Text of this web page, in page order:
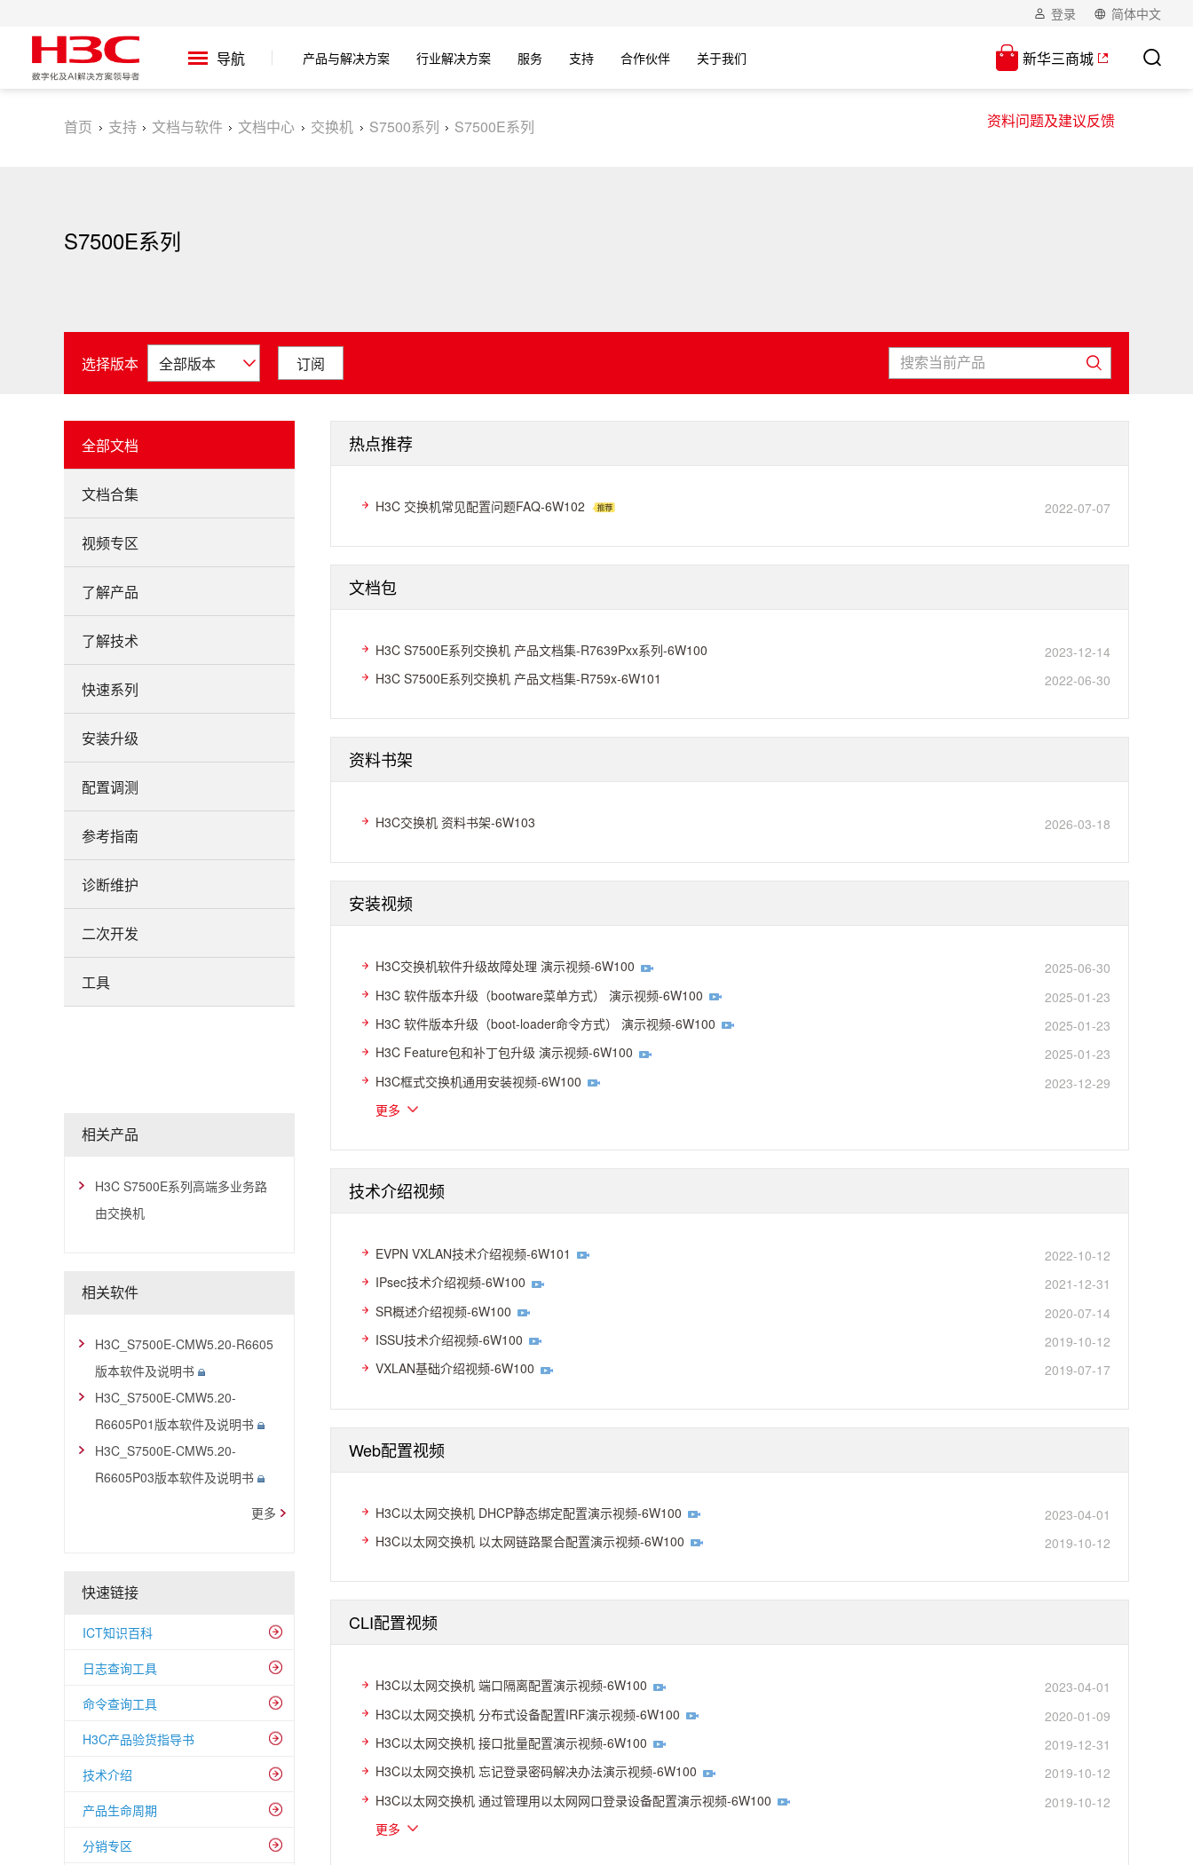
登录 简体中文
导航 产品与解决方案 行业解决方案 服务 支持 合作伙伴 关于我们 新华三商城
资料问题及建议反馈
首页 支持 文档与软件 文档中心 交换机 S7500系列 S7500E系列
S7500E系列
选择版本 订阅
全部文档
文档合集
视频专区
了解产品
了解技术
快速系列
安装升级
配置调测
参考指南
诊断维护
二次开发
工具
相关产品
H3C S7500E系列高端多业务路
由交换机
相关软件
H3C_S7500E-CMW5.20-R6605
版本软件及说明书
H3C_S7500E-CMW5.20-
R6605P01版本软件及说明书
H3C_S7500E-CMW5.20-
R6605P03版本软件及说明书
更多
快速链接
ICT知识百科
日志查询工具
命令查询工具
H3C产品验货指导书
技术介绍
产品生命周期
分销专区
热点推荐
H3C 交换机常见配置问题FAQ-6W102 2022-07-07
文档包
H3C S7500E系列交换机 产品文档集-R7639Pxx系列-6W100
2023-12-14
H3C S7500E系列交换机 产品文档集-R759x-6W101
2022-06-30
资料书架
H3C交换机 资料书架-6W103 2026-03-18
安装视频
H3C交换机软件升级故障处理 演示视频-6W100
2025-06-30
H3C 软件版本升级（bootware菜单方式） 演示视频-6W100
2025-01-23
H3C 软件版本升级（boot-loader命令方式） 演示视频-6W100
2025-01-23
H3C Feature包和补丁包升级 演示视频-6W100
2025-01-23
H3C框式交换机通用安装视频-6W100
2023-12-29
更多
技术介绍视频
EVPN VXLAN技术介绍视频-6W101
2022-10-12
IPsec技术介绍视频-6W100
2021-12-31
SR概述介绍视频-6W100
2020-07-14
ISSU技术介绍视频-6W100
2019-10-12
VXLAN基础介绍视频-6W100
2019-07-17
Web配置视频
H3C以太网交换机 DHCP静态绑定配置演示视频-6W100
2023-04-01
H3C以太网交换机 以太网链路聚合配置演示视频-6W100
2019-10-12
CLI配置视频
H3C以太网交换机 端口隔离配置演示视频-6W100
2023-04-01
H3C以太网交换机 分布式设备配置IRF演示视频-6W100
2020-01-09
H3C以太网交换机 接口批量配置演示视频-6W100
2019-12-31
H3C以太网交换机 忘记登录密码解决办法演示视频-6W100
2019-10-12
H3C以太网交换机 通过管理用以太网网口登录设备配置演示视频-6W100
2019-10-12
更多